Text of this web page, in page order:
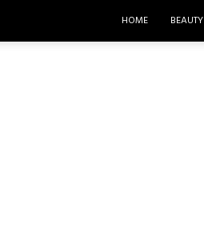
HOME BEAUTY